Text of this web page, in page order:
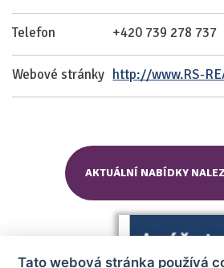
Telefon +420 739 278 737
Webové stránky http://www.RS-
AKTUÁLNÍ NABÍDKY
Tato webová stránka používá